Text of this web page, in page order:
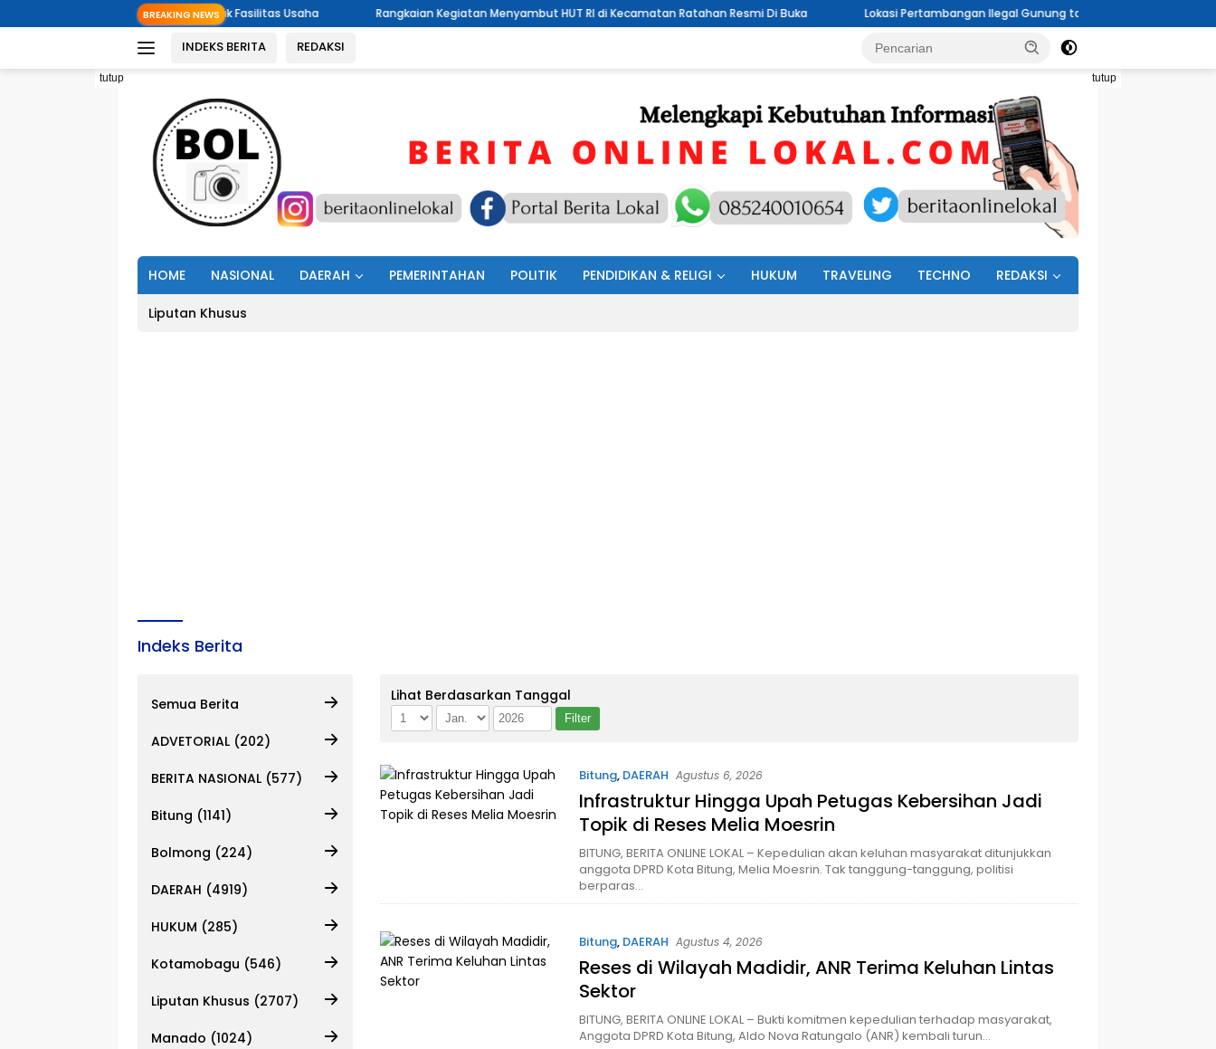
ke
BREAKING NEWS
Pria Temperamental Rusak Fasilitas Usaha Rangkaian Kegiatan Menyambut HUT RI di Kecamatan Ratahan Resmi Di Buka Lokasi Pertambangan Ilegal Gunung tagin Desa Bakan Kecamatan Lolayan
INDEKS BERITA REDAKSI
tutup tutup
HOME NASIONAL DAERAH PEMERINTAHAN POLITIK PENDIDIKAN & RELIGI HUKUM TRAVELING TECHNO REDAKSI
Liputan Khusus
Indeks Berita
Semua Berita
ADVETORIAL (202)
BERITA NASIONAL (577)
Bitung (1141)
Bolmong (224)
DAERAH (4919)
HUKUM (285)
Kotamobagu (546)
Liputan Khusus (2707)
Manado (1024)
Lihat Berdasarkan Tanggal
Bitung, DAERAH Agustus 6, 2026
Infrastruktur Hingga Upah Petugas Kebersihan Jadi
Topik di Reses Melia Moesrin
BITUNG, BERITA ONLINE LOKAL – Kepedulian akan keluhan masyarakat ditunjukkan
anggota DPRD Kota Bitung, Melia Moesrin. Tak tanggung-tanggung, politisi
berparas…
Bitung, DAERAH Agustus 4, 2026
Reses di Wilayah Madidir, ANR Terima Keluhan Lintas
Sektor
BITUNG, BERITA ONLINE LOKAL – Bukti komitmen kepedulian terhadap masyarakat,
Anggota DPRD Kota Bitung, Aldo Nova Ratungalo (ANR) kembali turun…